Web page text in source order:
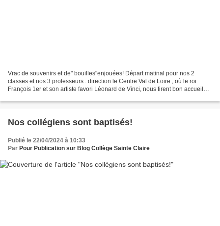
Vrac de souvenirs et de" bouilles"enjouées! Départ matinal pour nos 2
classes et nos 3 professeurs : direction le Centre Val de Loire , où le roi
François 1er et son artiste favori Léonard de Vinci, nous firent bon accueil
Nos collégiens sont baptisés!
Publié le 22/04/2024 à 10:33
Par Pour Publication sur Blog Collège Sainte Claire